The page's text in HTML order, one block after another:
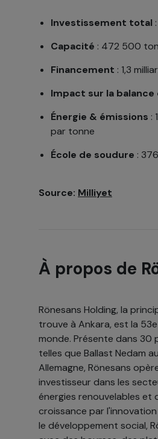
Investissement total
Capacité : 472 500
Financement : 1,3
Impact sur la
Énergie & émissions :
par tonne
École de soudure :
Source: Milliyet
À propos de
Rönesans Holding, la
trouve à Ankara, est la
monde. Présente dans 30
telles que Ballast Nedam
Allemagne, Rönesans
investisseur dans les
énergies renouvelables et
croissance par
le développement social,